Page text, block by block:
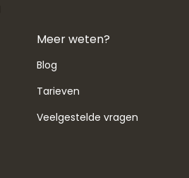
Meer weten?
Blog
Tarieven
Veelgestelde vragen